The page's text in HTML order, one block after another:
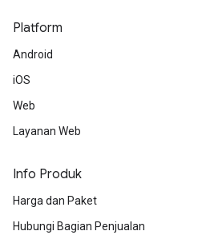
Platform
Android
iOS
Web
Layanan Web
Info Produk
Harga dan Paket
Hubungi Bagian Penjualan